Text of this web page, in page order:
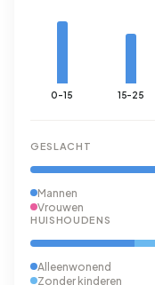
0-15 15-25
GESLACHT
Mannen
Vrouwen
HUISHOUDENS
Alleenwonend
Zonder kinderen